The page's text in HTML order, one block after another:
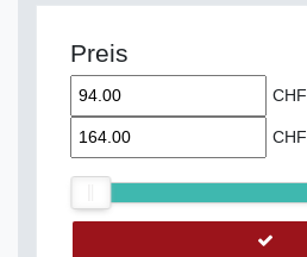
Preis
CHF
CHF